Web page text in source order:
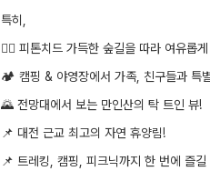
특히,
🚶‍♂️ 피톤치드 가득한 숲길을 따라 여유롭
🏕 캠핑 & 야영장에서 가족, 친구들과 특
🌄 전망대에서 보는 만인산의 탁 트인 뷰!
📌 대전 근교 최고의 자연 휴양림!
📌 트레킹, 캠핑, 피크닉까지 한 번에 즐길